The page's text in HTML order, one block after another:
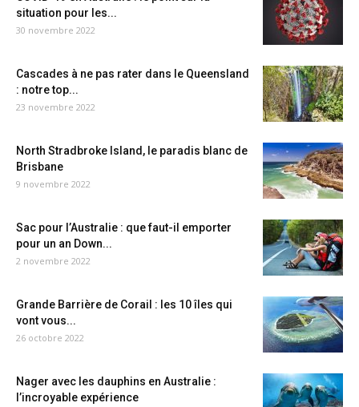
situation pour les...
30 novembre 2022
Cascades à ne pas rater dans le Queensland
: notre top...
23 novembre 2022
North Stradbroke Island, le paradis blanc de
Brisbane
9 novembre 2022
Sac pour l’Australie : que faut-il emporter
pour un an Down...
2 novembre 2022
Grande Barrière de Corail : les 10 îles qui
vont vous...
26 octobre 2022
Nager avec les dauphins en Australie :
l’incroyable expérience